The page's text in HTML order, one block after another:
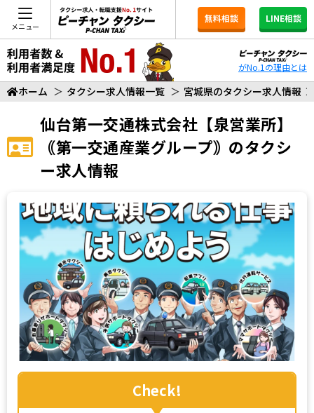
メニュー
無料相談 LINE相談
がNo.1の理由とは
ホーム ＞ タクシー求人情報一覧 ＞ 宮城県のタクシー求人情報 ＞
仙台第一交通株式会社【泉営業所】
｟第一交通産業グループ｠ のタクシ
ー求人情報
Check!